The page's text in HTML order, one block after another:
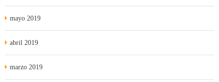
mayo 2019
abril 2019
marzo 2019